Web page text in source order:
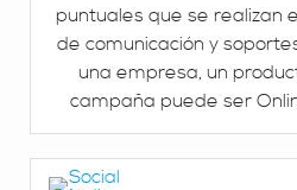
puntuales que se realizan
de comunicación y
una empresa, un
campaña puede ser